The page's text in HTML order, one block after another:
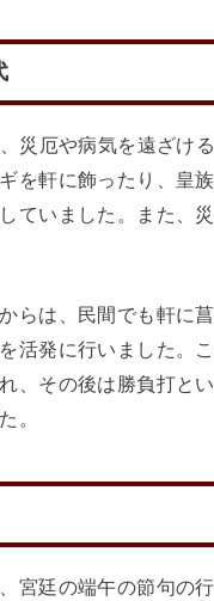
災厄や病気を遠ざけ
を軒に飾ったり、皇
ていました。また、
らは、民間でも軒に
活発に行いました。
、その後は勝負打と
。
宮廷の端午の節句の